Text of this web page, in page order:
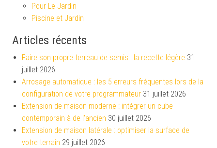
Pour Le Jardin
Piscine et Jardin
Articles récents
Faire son propre terreau de semis : la recette légère 31
juillet 2026
Arrosage automatique : les 5 erreurs fréquentes lors de la
configuration de votre programmateur 31 juillet 2026
Extension de maison moderne : intégrer un cube
contemporain à de l’ancien 30 juillet 2026
Extension de maison latérale : optimiser la surface de
votre terrain 29 juillet 2026